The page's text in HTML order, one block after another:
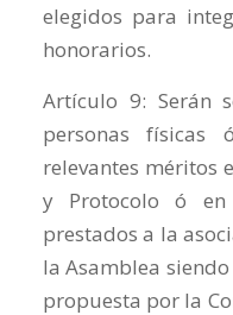
elegidos para
honorarios.
Artículo 9: Serán
personas
relevantes méritos
y Protocolo ó en
prestados a la
la Asamblea
propuesta por la